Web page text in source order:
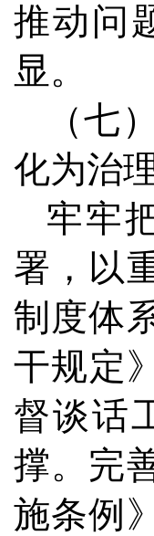
推动问
显。
（七
化为治
牢牢
署，以
制度体
干规定
督谈话
撑。完
施条例